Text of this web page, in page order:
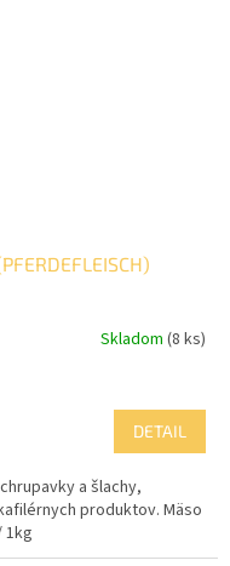
Skladom (8 ks)
DETAIL
a šlachy,
produktov. Mäso
1kg